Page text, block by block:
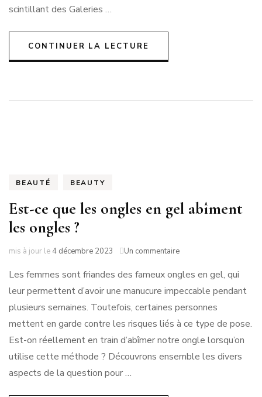
scintillant des Galeries …
CONTINUER LA LECTURE
BEAUTÉ BEAUTY
Est-ce que les ongles en gel abîment
les ongles ?
mis à jour le 4 décembre 2023 Un commentairesur
ce
ongles
en
abîment
les
Les femmes sont friandes des fameux ongles en gel, qui
leur permettent d’avoir une manucure impeccable pendant
plusieurs semaines. Toutefois, certaines personnes
mettent en garde contre les risques liés à ce type de pose.
Est-on réellement en train d’abîmer notre ongle lorsqu’on
utilise cette méthode ? Découvrons ensemble les divers
aspects de la question pour …